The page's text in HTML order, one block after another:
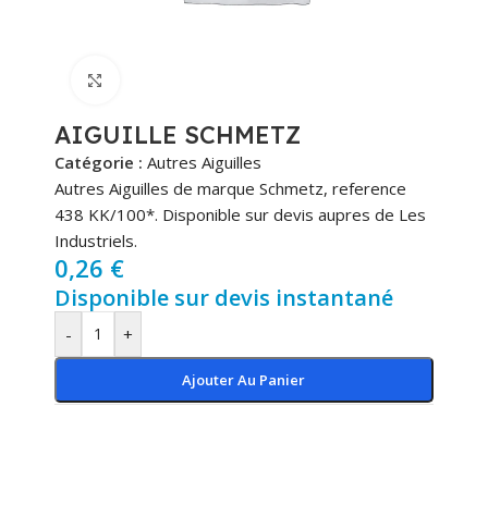
AIGUILLE SCHMETZ
Catégorie : Autres Aiguilles
Autres Aiguilles de marque Schmetz, reference
438 KK/100*. Disponible sur devis aupres de Les
Industriels.
0,26 €
Disponible sur devis instantané
- +
Ajouter Au Panier